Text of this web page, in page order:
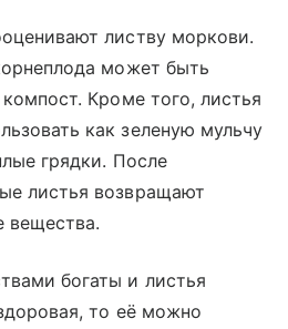
листву моркови.
может быть
Кроме того, листья
как зеленую мульчу
грядки. После
листья возвращают
вещества.
богаты и листья
то её можно